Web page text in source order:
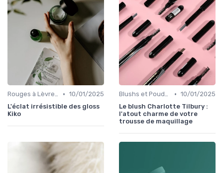
Rouges à Lèvres et Gloss • 10/01/2025
L'éclat irrésistible des gloss
Kiko
Blushs et Poudres • 10/01/2025
Le blush Charlotte Tilbury :
l'atout charme de votre
trousse de maquillage